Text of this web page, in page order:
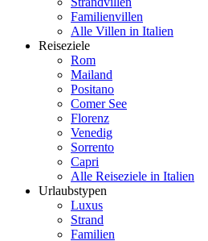
Familienvillen
Alle Villen in Italien
Reiseziele
Rom
Mailand
Positano
Comer See
Florenz
Venedig
Sorrento
Capri
Alle Reiseziele in Italien
Urlaubstypen
Luxus
Strand
Familien